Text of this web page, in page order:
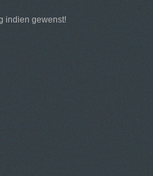
indien gewenst!